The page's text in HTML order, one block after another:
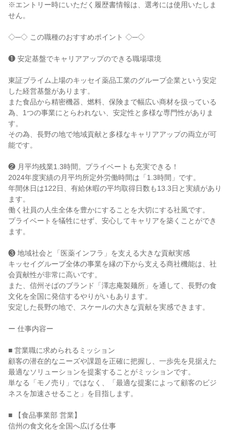
※エントリー時にいただく履歴書情報は、選考には使用いたしま
せん。
◇─◇ この職種のおすすめポイント ◇─◇
❶ 安定基盤でキャリアアップのできる職場環境
東証プライム上場のキッセイ薬品工業のグループ企業という安定
した経営基盤があります。
また食品から精密機器、燃料、保険まで幅広い商材を扱っている
為、1つの事業にとらわれない、安定性と多様な専門性がありま
す。
その為、長野の地で地域貢献と多様なキャリアアップの両立が可
能です。
❷ 月平均残業1.3時間。プライベートも充実できる！
2024年度実績の月平均所定外労働時間は「1.3時間」です。
年間休日は122日、有給休暇の平均取得日数も13.3日と実績があり
ます。
働く社員の人生全体を豊かにすることを大切にする社風です。
プライベートを犠牲にせず、安心してキャリアを築くことができ
ます。
❸ 地域社会と「医薬インフラ」を支える大きな貢献実感
キッセイグループ全体の事業を縁の下から支える商社機能は、社
会貢献性が非常に高いです。
また、信州そばのブランド「澤志庵製麺所」を通して、長野の食
文化を全国に発信するやりがいもあります。
安定した長野の地で、スケールの大きな貢献を実感できます。
ー 仕事内容ー
■ 営業職に求められるミッション
顧客の潜在的なニーズや課題を正確に把握し、一歩先を見据えた
最適なソリューションを提案することがミッションです。
単なる「モノ売り」ではなく、「最適な提案によって顧客のビジ
ネスを加速させること」を目指します。
■ 【食品事業部 営業】
信州の食文化を全国へ広げる仕事